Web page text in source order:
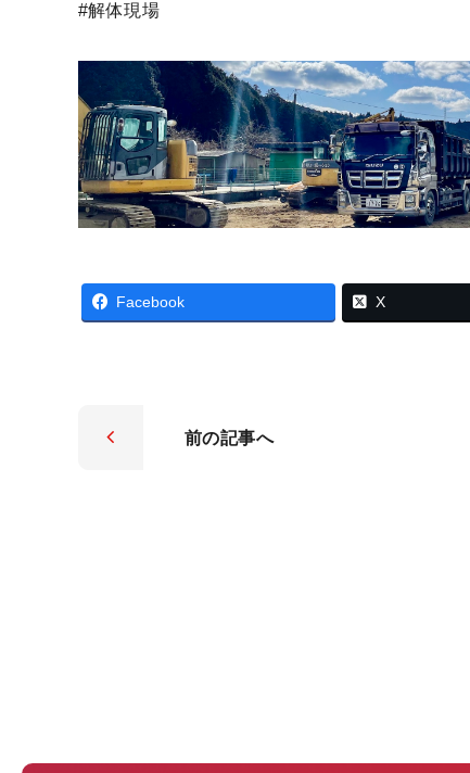
#解体現場
Facebook X
前の記事へ